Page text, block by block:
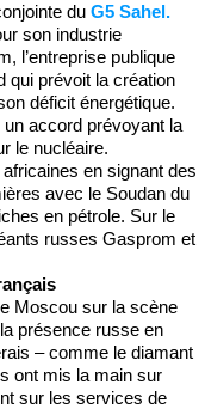
du G5 Sahel.
son industrie
l’entreprise publique
qui prévoit la création
déficit énergétique.
accord prévoyant la
le nucléaire.
en signant des
avec le Soudan du
en pétrole. Sur le
russes Gasprom et
Moscou sur la scène
présence russe en
– comme le diamant
ont mis la main sur
sur les services de